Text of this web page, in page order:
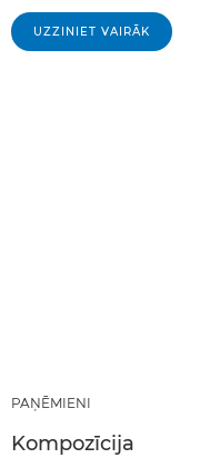
UZZINIET VAIRĀK
PAŅĒMIENI
Kompozīcija